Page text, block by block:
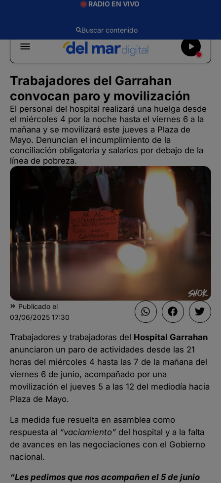
RADIO EN VIVO
Trabajadores del Garrahan
convocan paro y movilización
El personal del hospital realizará una huelga desde
el miércoles 4 por la noche hasta el viernes 6 a la
mañana y se movilizará este jueves a Plaza de
Mayo. Denuncian el incumplimiento de la
conciliación obligatoria y salarios por debajo de la
línea de pobreza.
Publicado el
03/06/2025 17:30
Trabajadores y trabajadoras del Hospital Garrahan
anunciaron un paro de actividades desde las 21
horas del miércoles 4 hasta las 7 de la mañana del
viernes 6 de junio, acompañado por una
movilización el jueves 5 a las 12 del mediodía hacia
Plaza de Mayo.
La medida fue resuelta en asamblea como
respuesta al “vaciamiento” del hospital y a la falta
de avances en las negociaciones con el Gobierno
nacional.
“Les pedimos que nos acompañen el 5 de junio